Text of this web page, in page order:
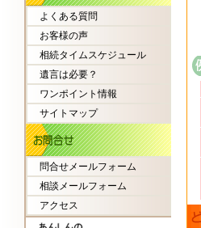
よくある質問
お客様の声
相続タイムスケジュール
遺言は必要？
ワンポイント情報
サイトマップ
問合せメールフォーム
相談メールフォーム
アクセス